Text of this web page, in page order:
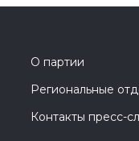
О партии
Региональные
Контакты пресс-